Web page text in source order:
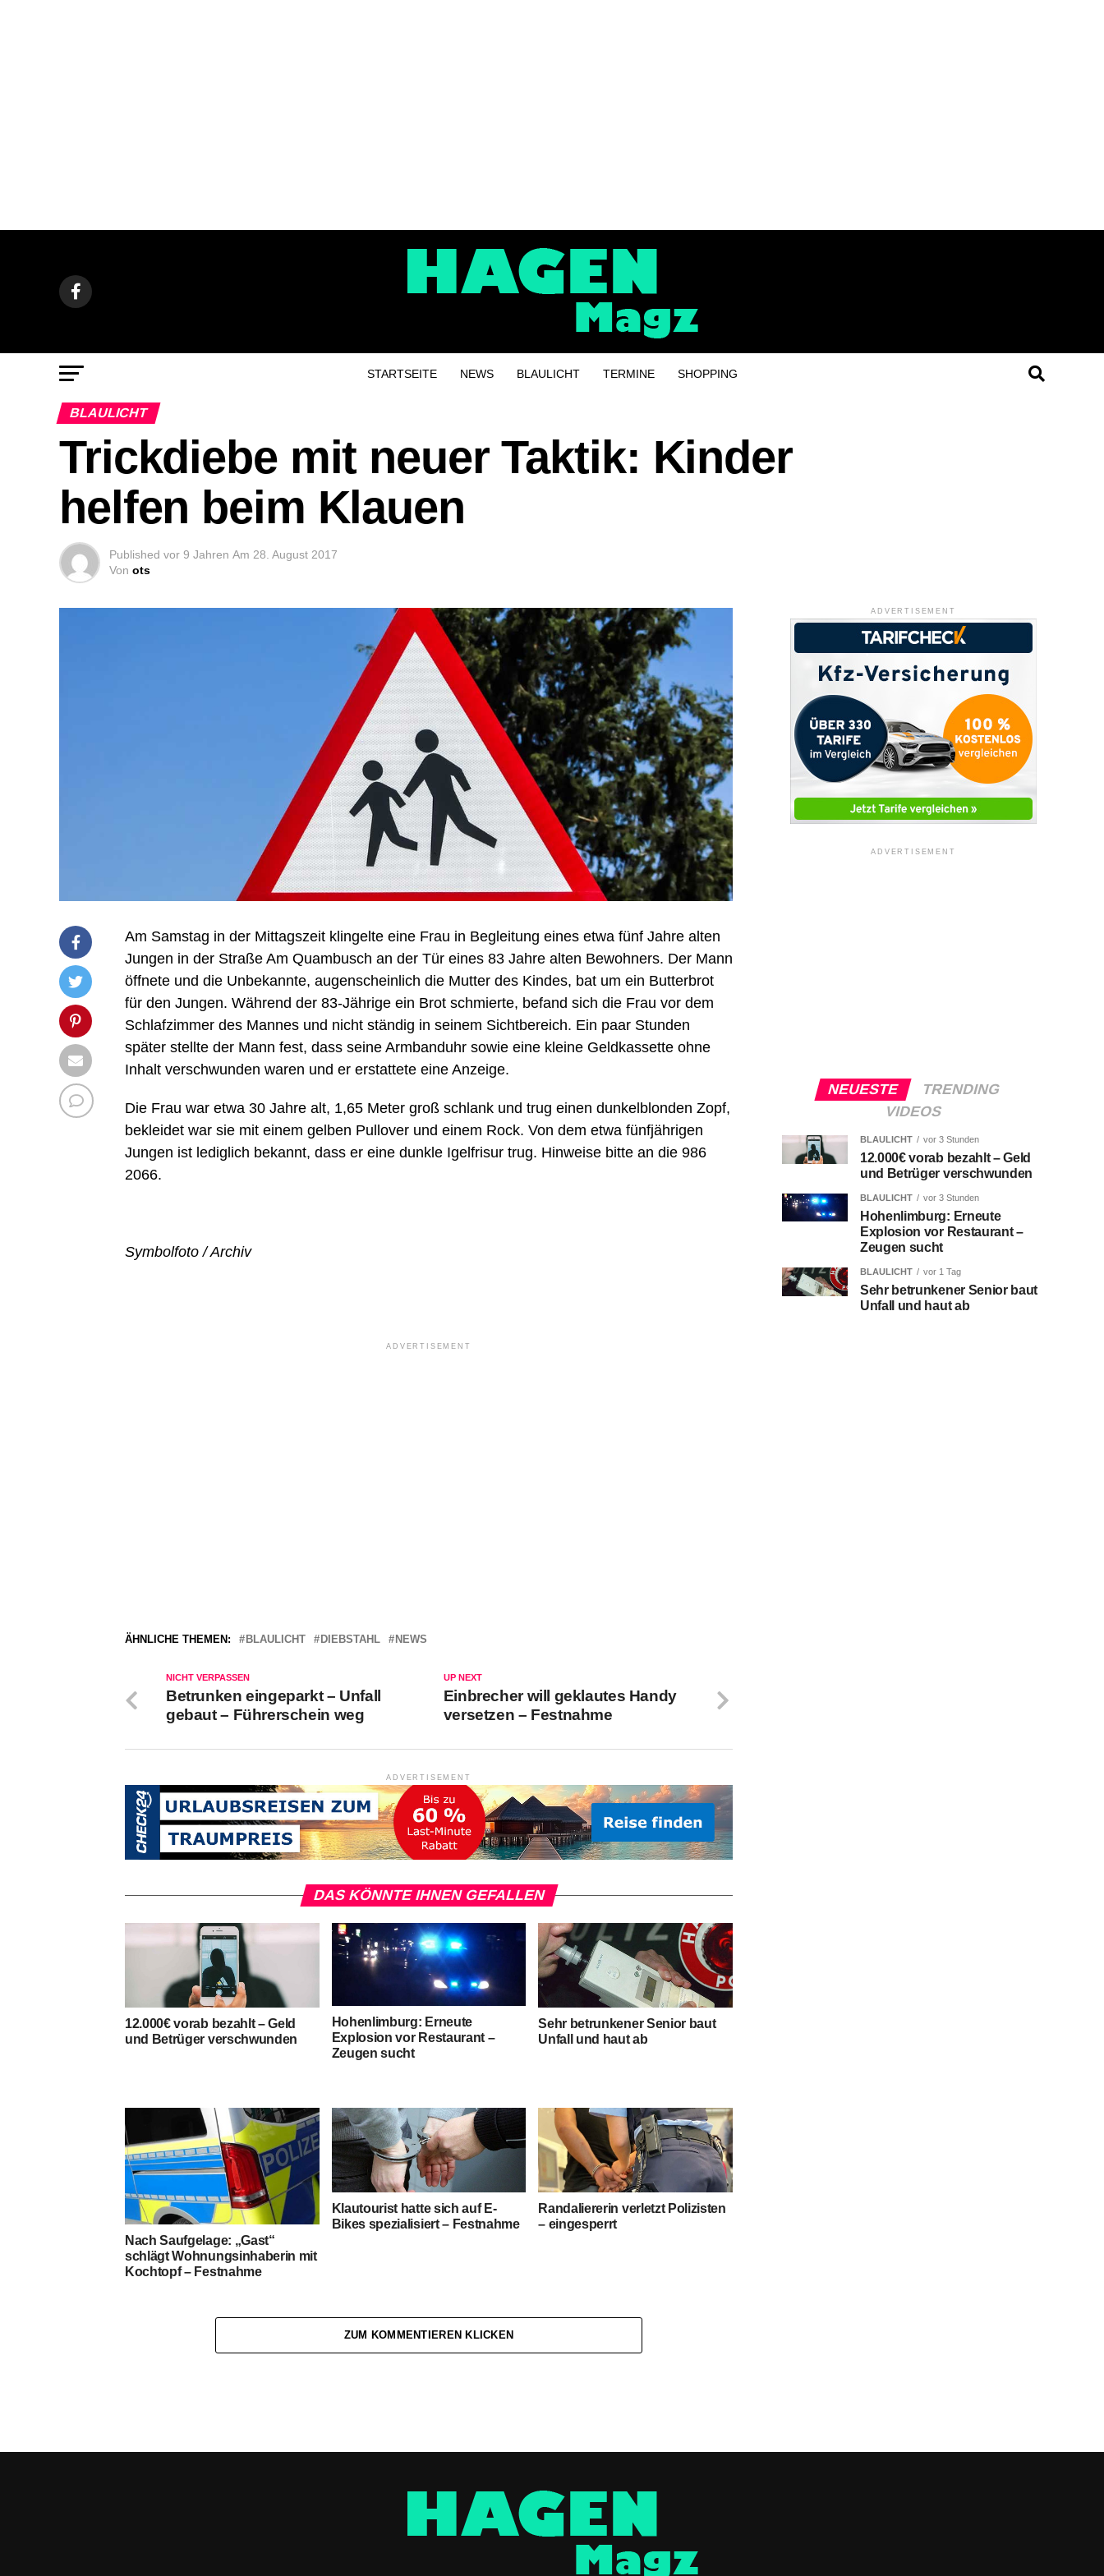
STARTSEITE NEWS BLAULICHT TERMINE SHOPPING
BLAULICHT
Trickdiebe mit neuer Taktik: Kinder
helfen beim Klauen
Published vor 9 Jahren Am 28. August 2017
Von ots
Am Samstag in der Mittagszeit klingelte eine Frau in Begleitung eines etwa fünf Jahre alten
Jungen in der Straße Am Quambusch an der Tür eines 83 Jahre alten Bewohners. Der Mann
öffnete und die Unbekannte, augenscheinlich die Mutter des Kindes, bat um ein Butterbrot
für den Jungen. Während der 83-Jährige ein Brot schmierte, befand sich die Frau vor dem
Schlafzimmer des Mannes und nicht ständig in seinem Sichtbereich. Ein paar Stunden
später stellte der Mann fest, dass seine Armbanduhr sowie eine kleine Geldkassette ohne
Inhalt verschwunden waren und er erstattete eine Anzeige.
Die Frau war etwa 30 Jahre alt, 1,65 Meter groß schlank und trug einen dunkelblonden Zopf,
bekleidet war sie mit einem gelben Pullover und einem Rock. Von dem etwa fünfjährigen
Jungen ist lediglich bekannt, dass er eine dunkle Igelfrisur trug. Hinweise bitte an die 986
2066.
Symbolfoto / Archiv
ADVERTISEMENT
ÄHNLICHE THEMEN: BLAULICHT DIEBSTAHL NEWS
UP NEXT
Einbrecher will geklautes Handy
versetzen – Festnahme
NICHT VERPASSEN
Betrunken eingeparkt – Unfall
gebaut – Führerschein weg
ADVERTISEMENT
DAS KÖNNTE IHNEN GEFALLEN
12.000€ vorab bezahlt – Geld
und Betrüger verschwunden
Hohenlimburg: Erneute
Explosion vor Restaurant –
Zeugen sucht
Sehr betrunkener Senior baut
Unfall und haut ab
Nach Saufgelage: „Gast“
schlägt Wohnungsinhaberin mit
Kochtopf – Festnahme
Klautourist hatte sich auf E-
Bikes spezialisiert – Festnahme
Randaliererin verletzt Polizisten
– eingesperrt
ZUM KOMMENTIEREN KLICKEN
ADVERTISEMENT
ADVERTISEMENT
NEUESTE
TRENDING
VIDEOS
BLAULICHT vor 3 Stunden
12.000€ vorab bezahlt – Geld
und Betrüger verschwunden
BLAULICHT vor 3 Stunden
Hohenlimburg: Erneute
Explosion vor Restaurant –
Zeugen sucht
BLAULICHT vor 1 Tag
Sehr betrunkener Senior baut
Unfall und haut ab